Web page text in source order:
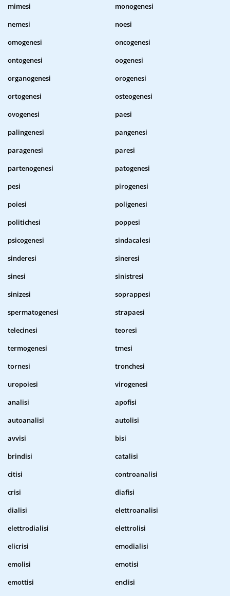
mimesi
monogenesi
nemesi
noesi
omogenesi
oncogenesi
ontogenesi
oogenesi
organogenesi
orogenesi
ortogenesi
osteogenesi
ovogenesi
paesi
palingenesi
pangenesi
paragenesi
paresi
partenogenesi
patogenesi
pesi
pirogenesi
poiesi
poligenesi
politichesi
poppesi
psicogenesi
sindacalesi
sinderesi
sineresi
sinesi
sinistresi
sinizesi
soprappesi
spermatogenesi
strapaesi
telecinesi
teoresi
termogenesi
tmesi
tornesi
tronchesi
uropoiesi
virogenesi
analisi
apofisi
autoanalisi
autolisi
avvisi
bisi
brindisi
catalisi
citisi
controanalisi
crisi
diafisi
dialisi
elettroanalisi
elettrodialisi
elettrolisi
elicrisi
emodialisi
emolisi
emotisi
emottisi
enclisi